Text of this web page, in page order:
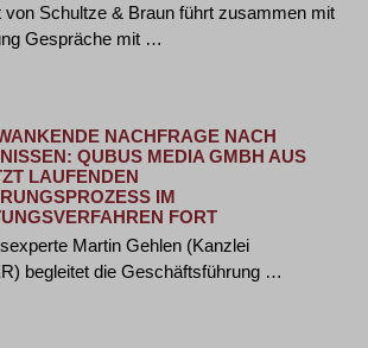
von Schultze & Braun führt zusammen mit
Gespräche mit …
NACHFRAGE NACH
QUBUS MEDIA GMBH AUS
LAUFENDEN
IM
FORT
Martin Gehlen (Kanzlei
begleitet die Geschäftsführung …